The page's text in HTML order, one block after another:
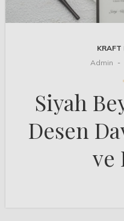
KRAFT
Admin
Siyah
Desen
ve